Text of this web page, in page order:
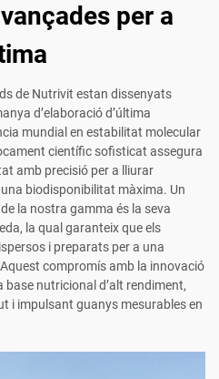
per a
de Nutrivit estan dissenyats
d’elaboració d’última
mundial en estabilitat molecular
científic sofisticat assegura
amb precisió per a lliurar
biodisponibilitat màxima. Un
la nostra gamma és la seva
la qual garanteix que els
i preparats per a una
compromís amb la innovació
nutricional d’alt rendiment,
i impulsant guanys mesurables en